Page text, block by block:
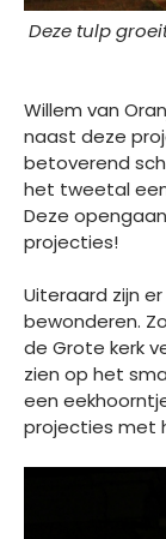
Deze tulp
Willem van
naast deze
betoverend
het tweetal
Deze
projecties!
Uiteraard zijn
bewonderen.
de Grote kerk
zien op het
een
projecties met